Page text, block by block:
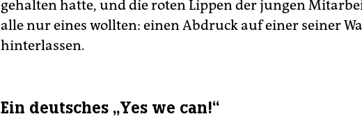
gehalten hatte, und die roten Lippen der jungen
alle nur eines wollten: einen Abdruck auf einer seiner
hinterlassen.
Ein deutsches „Yes we can!“